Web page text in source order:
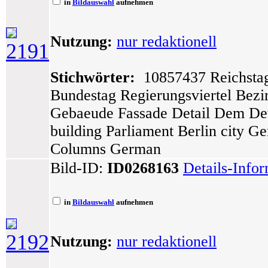
2191
in Bildauswahl aufnehmen
Nutzung: nur redaktionell
Stichwörter: 10857437
Bundestag Regierungsviertel
Gebaeude Fassade Detail Dem
building Parliament Berlin city
Columns German
2192
Bild-ID: ID0268163 Details-
in Bildauswahl aufnehmen
Nutzung: nur redaktionell